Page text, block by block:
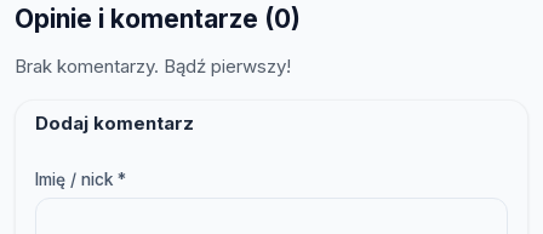
Opinie i komentarze (0)
Brak komentarzy. Bądź pierwszy!
Dodaj komentarz
Imię / nick *